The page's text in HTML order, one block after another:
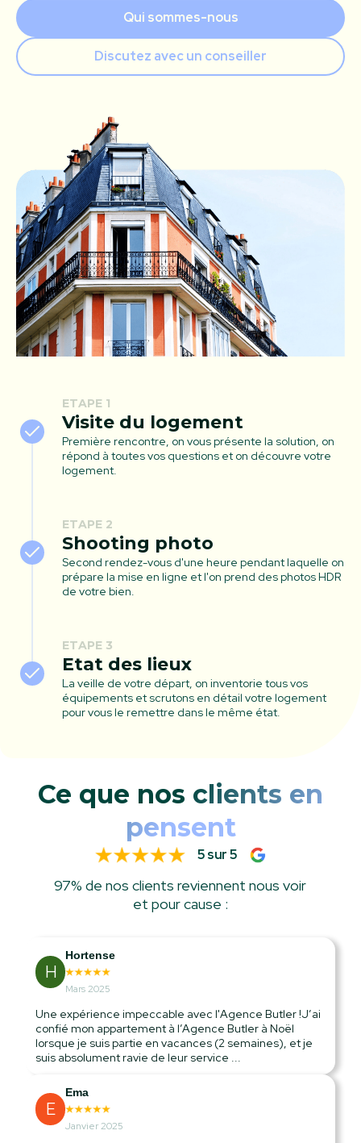
Qui sommes-nous
Discutez avec un conseiller
ETAPE 1
Visite du logement
Première rencontre, on vous présente la solution, on
répond à toutes vos questions et on découvre votre
logement.
ETAPE 2
Shooting photo
Second rendez-vous d'une heure pendant laquelle on
prépare la mise en ligne et l'on prend des photos HDR
de votre bien.
ETAPE 3
Etat des lieux
La veille de votre départ, on inventorie tous vos
équipements et scrutons en détail votre logement
pour vous le remettre dans le même état.
Ce que nos clients en
pensent
5 sur 5
97% de nos clients reviennent nous voir
et pour cause :
H
Hortense
Mars 2025
Une expérience impeccable avec l'Agence Butler !J’ai
confié mon appartement à l’Agence Butler à Noël
lorsque je suis partie en vacances (2 semaines), et je
suis absolument ravie de leur service ...
E
Ema
Janvier 2025